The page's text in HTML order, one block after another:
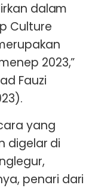
dalam
Culture
2023,”
Fauzi
yang
digelar di
penari dari